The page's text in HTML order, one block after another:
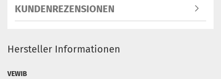
KUNDENREZENSIONEN
Hersteller Informationen
VEWIB